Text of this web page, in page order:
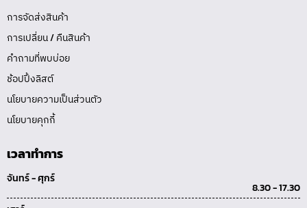
การจัดส่งสินค้า
การเปลี่ยน / คืนสินค้า
คำถามที่พบบ่อย
ช้อปปิ้งลิสต์
นโยบายความเป็นส่วนตัว
นโยบายคุกกี้
เวลาทำการ
จันทร์ - ศุกร์
8.30 - 17.30